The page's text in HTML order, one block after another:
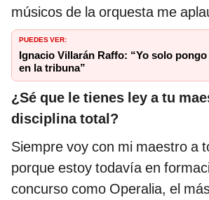
músicos de la orquesta me
PUEDES VER:
Ignacio Villarán Raffo: “Yo solo
en la tribuna”
¿Sé que le tienes ley a tu
disciplina total?
Siempre voy con mi maestro a
porque estoy todavía en
concurso como Operalia, el